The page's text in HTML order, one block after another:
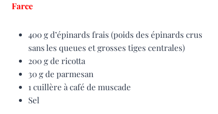
Farce
400 g d’épinards frais (poids des épinards crus
sans les queues et grosses tiges centrales)
200 g de ricotta
30 g de parmesan
1 cuillère à café de muscade
Sel